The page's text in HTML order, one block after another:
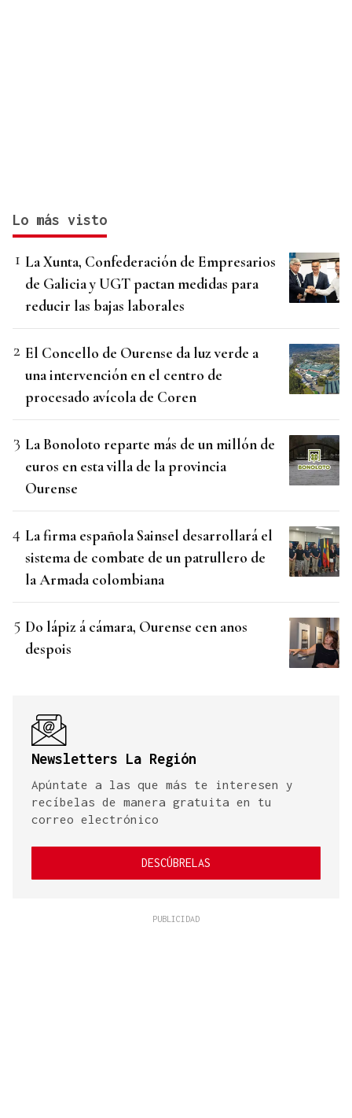
Lo más visto
La Xunta, Confederación de Empresarios
de Galicia y UGT pactan medidas para
reducir las bajas laborales
El Concello de Ourense da luz verde a
una intervención en el centro de
procesado avícola de Coren
La Bonoloto reparte más de un millón de
euros en esta villa de la provincia
Ourense
La firma española Sainsel desarrollará el
sistema de combate de un patrullero de
la Armada colombiana
Do lápiz á cámara, Ourense cen anos
despois
Newsletters La Región
Apúntate a las que más te interesen y
recíbelas de manera gratuita en tu
correo electrónico
DESCÚBRELAS